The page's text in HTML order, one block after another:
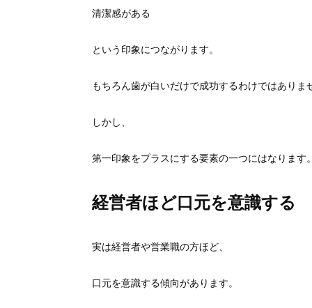
清潔感がある
という印象につながります。
もちろん歯が白いだけで成功するわけではありま
しかし、
第一印象をプラスにする要素の一つにはなります。
経営者ほど口元を意識する
実は経営者や営業職の方ほど、
口元を意識する傾向があります。